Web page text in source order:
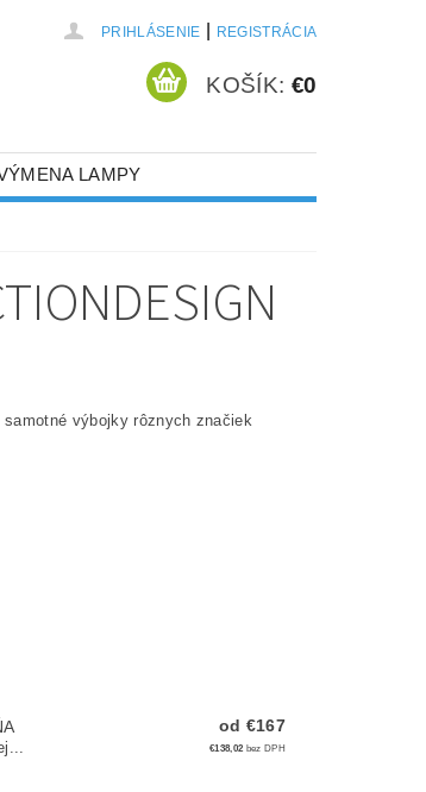
PRIHLÁSENIE REGISTRÁCIA
KOŠÍK: €0
LAMPY
výbojky rôznych značiek
od €167
€138,02 bez DPH